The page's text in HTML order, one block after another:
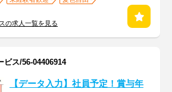
の求人一覧を見る
ビス/56-04406914
【データ入力】社員予定！賞与年